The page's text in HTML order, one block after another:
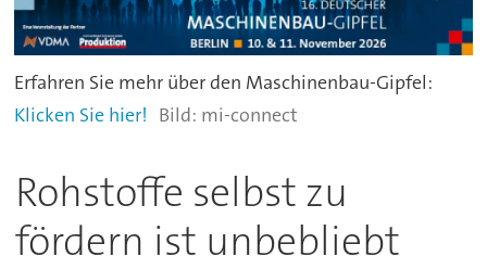
Erfahren Sie mehr über den Maschinenbau-Gipfel:
Klicken Sie hier!
mi-connect
Rohstoffe selbst zu
fördern ist unbebliebt